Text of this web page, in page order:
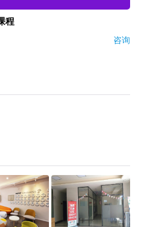
程
咨询